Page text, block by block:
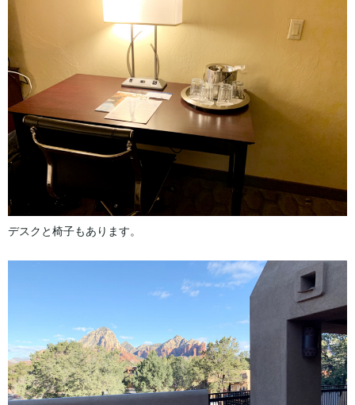
デスクと椅子もあります。